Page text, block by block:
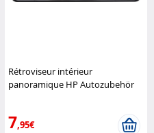
Rétroviseur intérieur
panoramique HP Autozubehör
7,95€